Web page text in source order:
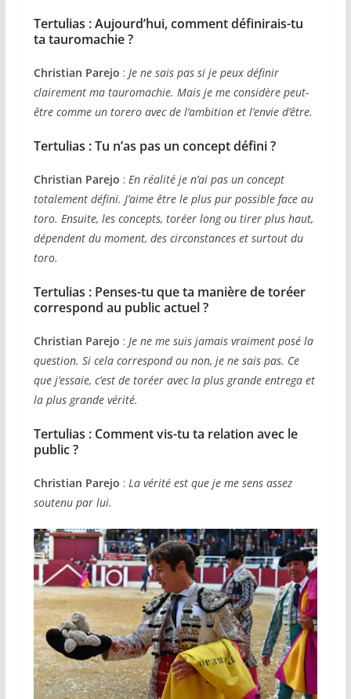
Tertulias :Aujourd’hui, comment définirais-tu
ta tauromachie ?
Christian Parejo : Je ne sais pas si je peux définir
clairement ma tauromachie. Mais je me considère peut-
être comme un torero avec de l’ambition et l’envie d’être.
Tertulias :Tu n’as pas un concept défini ?
Christian Parejo : En réalité je n’ai pas un concept
totalement défini. J’aime être le plus pur possible face au
toro. Ensuite, les concepts, toréer long ou tirer plus haut,
dépendent du moment, des circonstances et surtout du
toro.
Tertulias : Penses-tu que ta manière de toréer
correspond au public actuel ?
Christian Parejo : Je ne me suis jamais vraiment posé la
question. Si cela correspond ou non, je ne sais pas. Ce
que j’essaie, c’est de toréer avec la plus grande entrega et
la plus grande vérité.
Tertulias : Comment vis-tu ta relation avec le
public ?
Christian Parejo : La vérité est que je me sens assez
soutenu par lui.